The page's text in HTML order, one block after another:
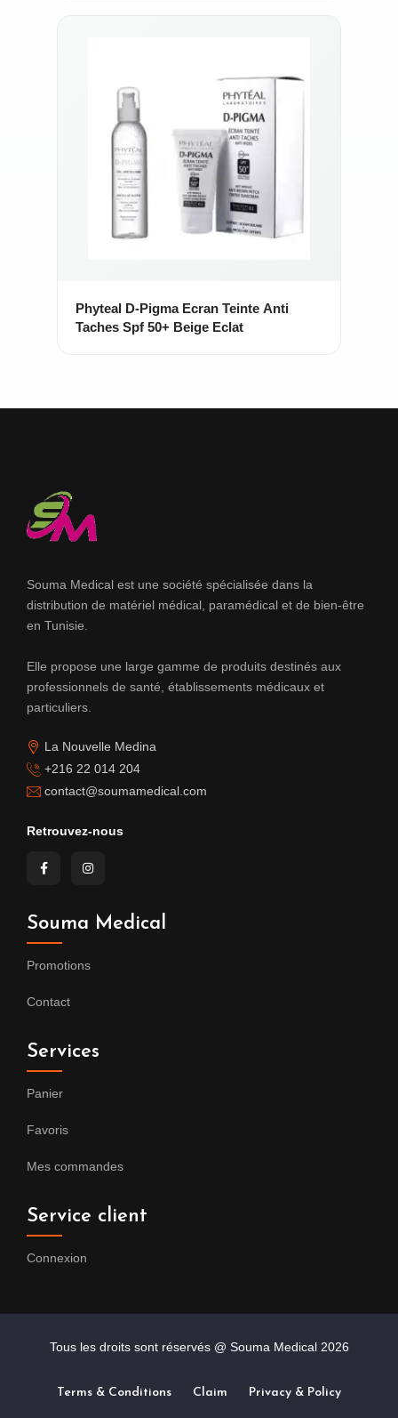
Phyteal D-Pigma Ecran Teinte Anti
Taches Spf 50+ Beige Eclat
Souma Medical est une société spécialisée dans la
distribution de matériel médical, paramédical et de bien-être
en Tunisie.
Elle propose une large gamme de produits destinés aux
professionnels de santé, établissements médicaux et
particuliers.
La Nouvelle Medina
+216 22 014 204
contact@soumamedical.com
Retrouvez-nous
Souma Medical
Promotions
Contact
Services
Panier
Favoris
Mes commandes
Service client
Connexion
Tous les droits sont réservés @ Souma Medical 2026
Terms & Conditions Claim Privacy & Policy